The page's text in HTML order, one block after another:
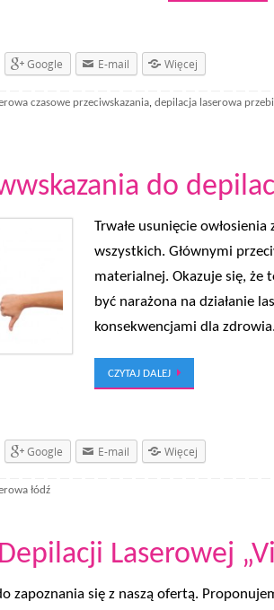
Google E-mail Więcej
czasowe przeciwskazania,depilacja laserowa
do
Trwałe usunięcie
wszystkich. Głównymi
materialnej. Okazuje się, że
być narażona na działanie
konsekwencjami dla
CZYTAJ DALEJ
Google E-mail Więcej
łódź
Laserowej
zapoznania się z naszą ofertą.